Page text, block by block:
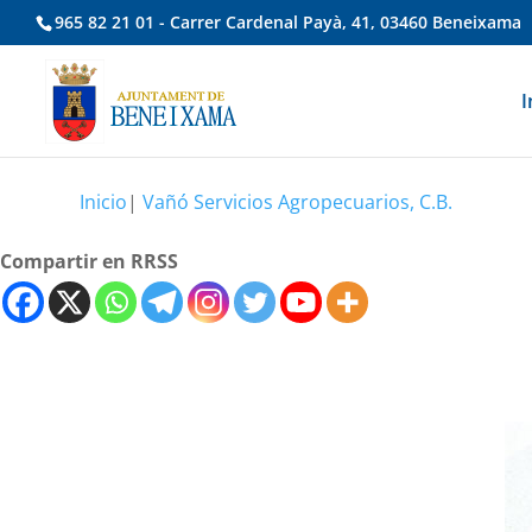
965 82 21 01 - Carrer Cardenal Payà, 41, 03460 Beneixama
Inicio|Vañó Servicios Agropecuarios, C.B.
Compartir en RRSS